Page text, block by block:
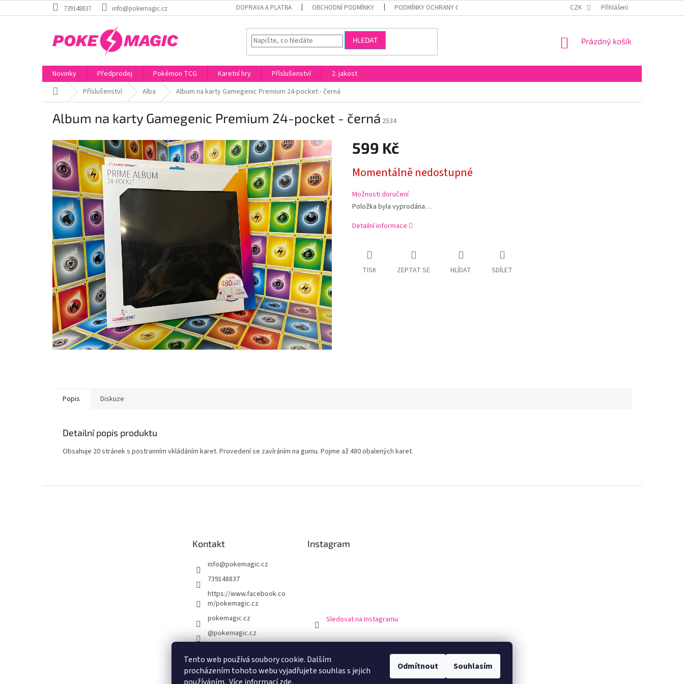
Tento web používá soubory cookie. Dalším
procházením tohoto webu vyjadřujete souhlas s jejich
Odmítnout Souhlasím
na
739148837 info@pokemagic.cz DOPRAVA A PLATBA OBCHODNÍ PODMÍNKY PODMÍNKY OCHRANY OSOBNÍCH ÚDAJŮ ODSTOUPENÍ OD SMLOUVY
CZK Přihlášení
HLEDAT
NÁKUPNÍ
Prázdný košík
Novinky Předprodej Pokémon TCG Karetní hry Příslušenství
2. jakost
Domů Příslušenství Alba Album na karty Gamegenic Premium 24-pocket - černá
Album na karty Gamegenic Premium 24-pocket - černá 2534
599 Kč
cena:
Momentálně nedostupné
Možnosti doručení
Položka byla vyprodána…
Detailní informace
TISK ZEPTAT SE HLÍDAT SDÍLET
Popis Diskuze
Detailní popis produktu
Obsahuje 20 stránek s postranním vkládáním karet. Provedení se zavíráním na gumu. Pojme až 480 obalených karet.
Kontakt
info@pokemagic.cz
739148837
https://www.facebook.co
m/pokemagic.cz
pokemagic.cz
@pokemagic.cz
Instagram
Sledovat na Instagramu
Obchodní podmínky Podmínky ochrany osobní údajů Doprava a platba Výrobci